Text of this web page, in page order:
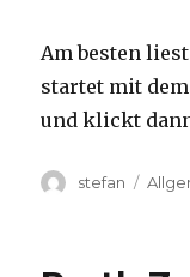
Am besten
startet mit
und klickt
Autor
stefan